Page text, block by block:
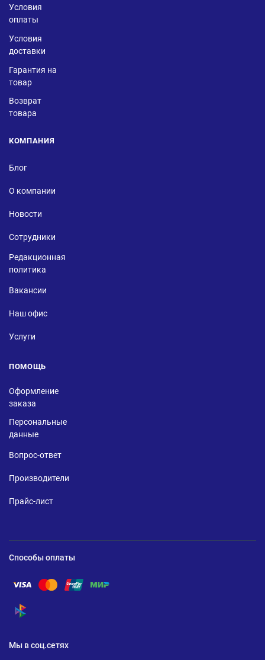
Условия
оплаты
Условия
доставки
Гарантия на
товар
Возврат
товара
КОМПАНИЯ
Блог
О компании
Новости
Сотрудники
Редакционная
политика
Вакансии
Наш офис
Услуги
ПОМОЩЬ
Оформление
заказа
Персональные
данные
Вопрос-ответ
Производители
Прайс-лист
Способы оплаты
Помощь по оплате Visa
Помощь по оплате Mastercard
Помощь по оплате UnionPay
Помощь по оплате Мир
Помощь по оплате СБП
Мы в соц.сетях